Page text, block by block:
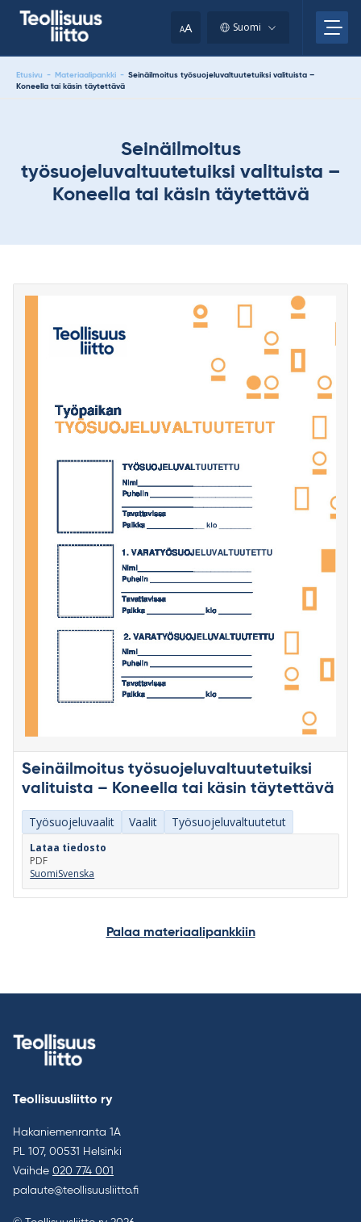
AA Suomi
Etusivu - Materiaalipankki - Seinäilmoitus työsuojeluvaltuutetuiksi valituista –
Koneella tai käsin täytettävä
Seinäilmoitus
työsuojeluvaltuutetuiksi valituista –
Koneella tai käsin täytettävä
Seinäilmoitus työsuojeluvaltuutetuiksi
valituista – Koneella tai käsin täytettävä
Työsuojeluvaalit Vaalit Työsuojeluvaltuutetut
Lataa tiedosto
PDF
SuomiSvenska
Palaa materiaalipankkiin
clipboard.)
Teollisuusliitto ry
Hakaniemenranta 1A
PL 107, 00531 Helsinki
Vaihde 020 774 001
palaute@teollisuusliitto.fi